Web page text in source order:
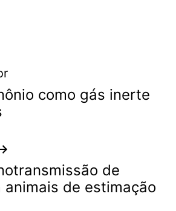
como gás inerte
de
animais de estimação